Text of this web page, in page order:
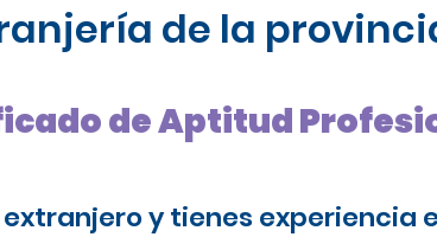
de la
de Aptitud
extranjero y tienes experiencia